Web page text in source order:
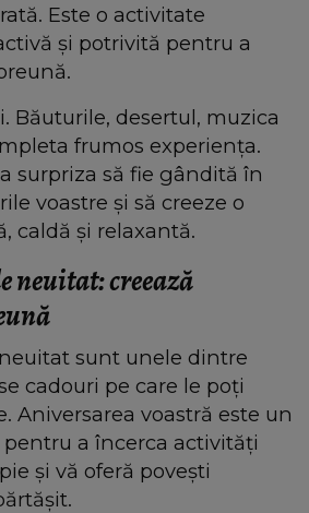
Este o activitate
și potrivită pentru a
Băuturile, desertul, muzica
frumos experiența.
surpriza să fie gândită în
voastre și să creeze o
caldă și relaxantă.
neuitat: creează
sunt unele dintre
cadouri pe care le poți
Aniversarea voastră este un
a încerca activități
și vă oferă povești